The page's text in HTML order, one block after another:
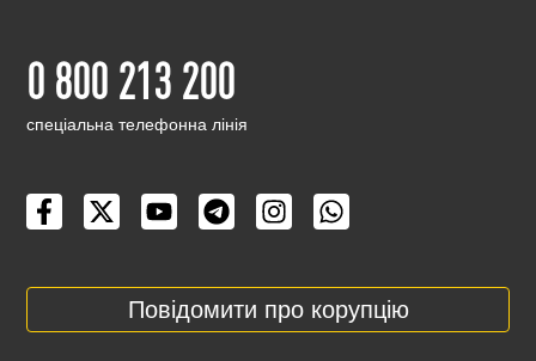
0 800 213 200
cпеціальна телефонна лінія
Повідомити про корупцію